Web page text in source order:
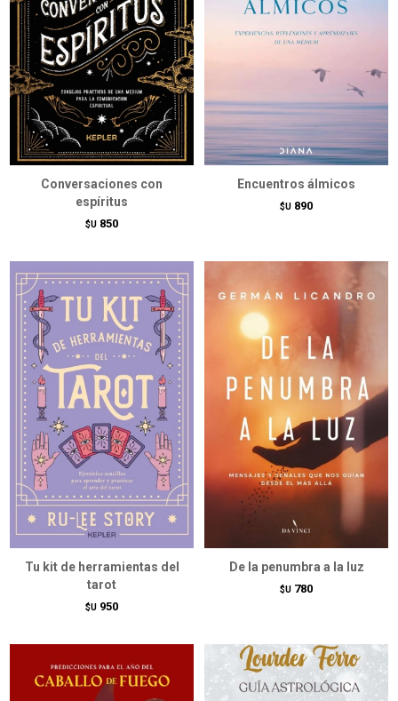
Conversaciones con
espíritus
$U 850
Encuentros álmicos
$U 890
Tu kit de herramientas del
tarot
$U 950
De la penumbra a la luz
$U 780